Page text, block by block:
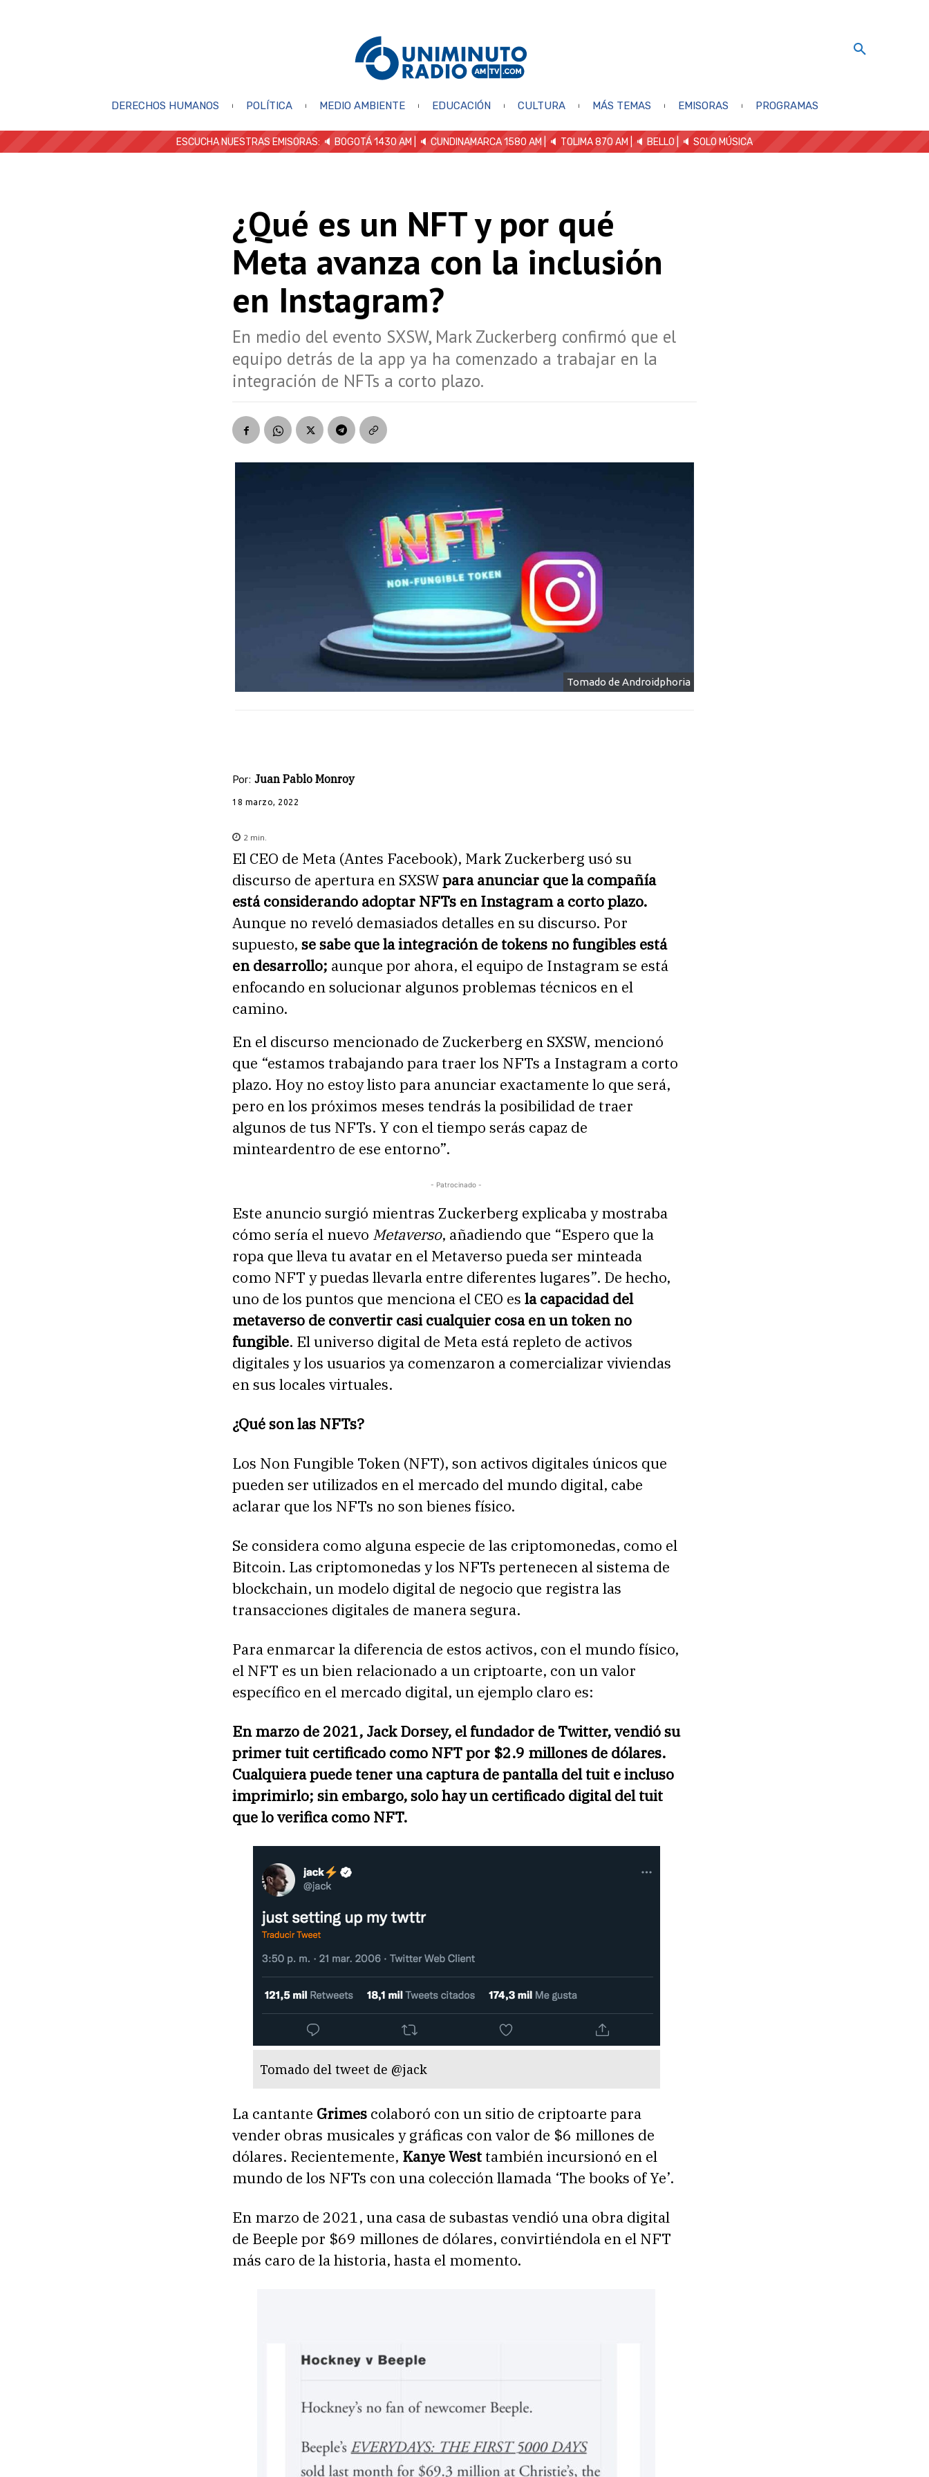
DERECHOS HUMANOS POLÍTICA MEDIO AMBIENTE EDUCACIÓN CULTURA MÁS TEMAS EMISORAS PROGRAMAS
ESCUCHA NUESTRAS EMISORAS: 🔈 BOGOTÁ 1430 AM | 🔈 CUNDINAMARCA 1580 AM | 🔈 TOLIMA 870 AM | 🔈 BELLO 🔈 SOLO MÚSICA
¿Qué es un NFT y por qué
Meta avanza con la inclusión
en Instagram?
En medio del evento SXSW, Mark Zuckerberg confirmó que el
equipo detrás de la app ya ha comenzado a trabajar en la
integración de NFTs a corto plazo.
Tomado de Androidphoria
Por: Juan Pablo Monroy
18 marzo, 2022
2 min.
El CEO de Meta (Antes Facebook), Mark Zuckerberg usó su
discurso de apertura en SXSWpara anunciar que la compañía
está considerando adoptar NFTs en Instagram a corto plazo.
Aunque no reveló demasiados detalles en su discurso. Por
supuesto, se sabe que la integración de tokens no fungibles está
en desarrollo; aunque por ahora, el equipo de Instagram se está
enfocando en solucionar algunos problemas técnicos en el
camino.
En el discurso mencionado de Zuckerberg en SXSW, mencionó
que “estamos trabajando para traer los NFTs a Instagram a corto
plazo. Hoy no estoy listo para anunciar exactamente lo que será,
pero en los próximos meses tendrás la posibilidad de traer
algunos de tus NFTs. Y con el tiempo serás capaz de
minteardentro de ese entorno”.
- Patrocinado -
Este anuncio surgió mientras Zuckerberg explicaba y mostraba
cómo sería el nuevo Metaverso, añadiendo que “Espero que la
ropa que lleva tu avatar en el Metaverso pueda ser minteada
como NFT y puedas llevarla entre diferentes lugares”. De hecho,
uno de los puntos que menciona el CEO es la capacidad del
metaverso de convertir casi cualquier cosa en un token no
fungible. El universo digital de Meta está repleto de activos
digitales y los usuarios ya comenzaron a comercializar viviendas
en sus locales virtuales.
¿Qué son las NFTs?
Los Non Fungible Token (NFT), son activos digitales únicos que
pueden ser utilizados en el mercado del mundo digital, cabe
aclarar que los NFTs no son bienes físico.
Se considera como alguna especie de las criptomonedas, como el
Bitcoin. Las criptomonedas y los NFTs pertenecen al sistema de
blockchain, un modelo digital de negocio que registra las
transacciones digitales de manera segura.
Para enmarcar la diferencia de estos activos, con el mundo físico,
el NFT es un bien relacionado a un criptoarte, con un valor
específico en el mercado digital, un ejemplo claro es:
En marzo de 2021, Jack Dorsey, el fundador de Twitter, vendió su
primer tuit certificado como NFT por $2.9 millones de dólares.
Cualquiera puede tener una captura de pantalla del tuit e incluso
imprimirlo; sin embargo, solo hay un certificado digital del tuit
que lo verifica como NFT.
Tomado del tweet de @jack
La cantante Grimes colaboró con un sitio de criptoarte para
vender obras musicales y gráficas con valor de $6 millones de
dólares. Recientemente, Kanye West también incursionó en el
mundo de los NFTs con una colección llamada ‘The books of Ye’.
En marzo de 2021, una casa de subastas vendió una obra digital
de Beeple por $69 millones de dólares, convirtiéndola en el NFT
más caro de la historia, hasta el momento.